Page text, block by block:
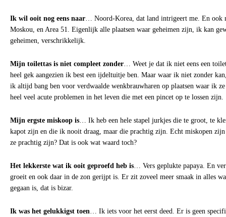
Ik wil ooit nog eens naar… Noord-Korea, dat land intrigeert me. En ook
Moskou, en Area 51. Eigenlijk alle plaatsen waar geheimen zijn, ik kan
geheimen, verschrikkelijk.
Mijn toilettas is niet compleet zonder… Weet je dat ik niet eens een
heel gek aangezien ik best een ijdeltuitje ben. Maar waar ik niet zonder
ik altijd bang ben voor verdwaalde wenkbrauwharen op plaatsen waar ik
heel veel acute problemen in het leven die met een pincet op te lossen zijn.
Mijn ergste miskoop is… Ik heb een hele stapel jurkjes die te groot, te
kapot zijn en die ik nooit draag, maar die prachtig zijn. Echt miskopen
ze prachtig zijn? Dat is ook wat waard toch?
Het lekkerste wat ik ooit geproefd heb is… Vers geplukte papaya. En
groeit en ook daar in de zon gerijpt is. Er zit zoveel meer smaak in alles
gegaan is, dat is bizar.
Ik was het gelukkigst toen… Ik iets voor het eerst deed. Er is geen